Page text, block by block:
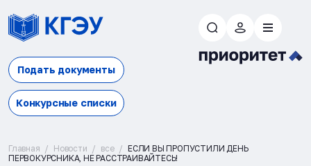
Подать документы
Конкурсные списки
Главная Новости все
ЕСЛИ ВЫ ПРОПУСТИЛИ ДЕНЬ
ПЕРВОКУРСНИКА, НЕ РАССТРАИВАЙТЕСЬ!